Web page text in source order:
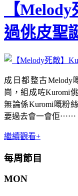
【
過佻皮聖
成日都整古Melody
崗，組成咗Kuromi
無論係Kuromi嘅粉
要過去會一會佢⋯⋯
繼續觀看+
每周節目
MON